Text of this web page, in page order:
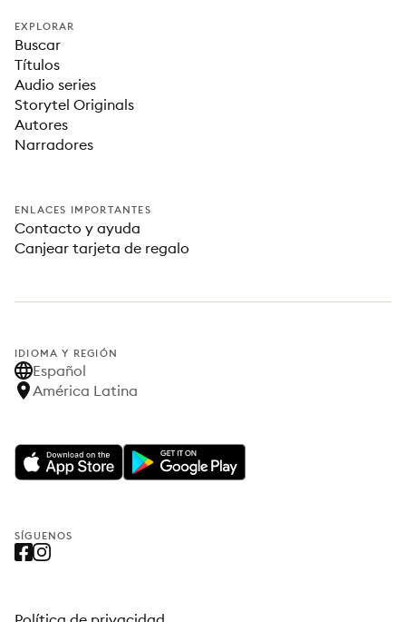
EXPLORAR
Buscar
Títulos
Audio series
Storytel Originals
Autores
Narradores
ENLACES IMPORTANTES
Contacto y ayuda
Canjear tarjeta de regalo
IDIOMA Y REGIÓN
Español
América Latina
SÍGUENOS